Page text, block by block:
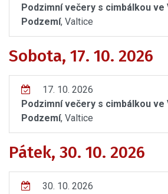
Podzimní večery s cimbálkou ve
Podzemí, Valtice
Sobota, 17. 10. 2026
17. 10. 2026
Podzimní večery s cimbálkou ve
Podzemí, Valtice
Pátek, 30. 10. 2026
30. 10. 2026